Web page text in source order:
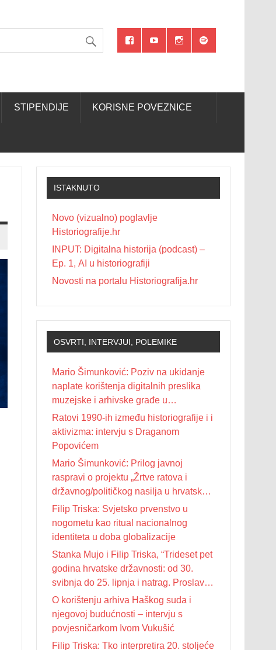
STIPENDIJE KORISNE POVEZNICE
ISTAKNUTO
Novo (vizualno) poglavlje
Historiografije.hr
INPUT: Digitalna historija (podcast) –
Ep. 1, AI u historiografiji
Novosti na portalu Historiografija.hr
OSVRTI, INTERVJUI, POLEMIKE
Mario Šimunković: Poziv na ukidanje
naplate korištenja digitalnih preslika
muzejske i arhivske građe u
nekomercijalne svrhe
Ratovi 1990-ih između historiografije i i
aktivizma: intervju s Draganom
Popovićem
Mario Šimunković: Prilog javnoj
raspravi o projektu „Žrtve ratova i
državnog/političkog nasilja u hrvatskoj
povijesti 20. stoljeća“
Filip Triska: Svjetsko prvenstvo u
nogometu kao ritual nacionalnog
identiteta u doba globalizacije
Stanka Mujo i Filip Triska, “Trideset pet
godina hrvatske državnosti: od 30.
svibnja do 25. lipnja i natrag. Proslave
Dana državnosti u Republici Hrvatskoj
od 1990. do 2025. godine”
O korištenju arhiva Haškog suda i
njegovoj budućnosti – intervju s
povjesničarkom Ivom Vukušić
Filip Triska: Tko interpretira 20. stoljeće